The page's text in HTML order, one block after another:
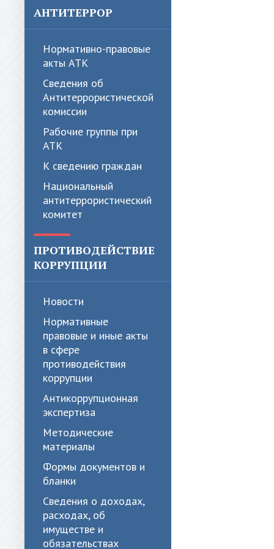
АНТИТЕРРОР
Нормативно-правовые
акты АТК
Сведения об
Антитеррористической
комиссии
Рабочие группы при
АТК
К сведению граждан
Национальный
антитеррористический
комитет
ПРОТИВОДЕЙСТВИЕ
КОРРУПЦИИ
Новости
Нормативные
правовые и иные акты
в сфере
противодействия
коррупции
Антикоррупционная
экспертиза
Методические
материалы
Формы документов и
бланки
Сведения о доходах,
расходах, об
имуществе и
обязательствах